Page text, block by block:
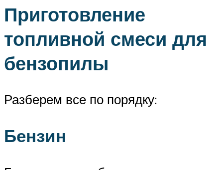
Приготовление
топливной смеси для
бензопилы
Разберем все по порядку:
Бензин